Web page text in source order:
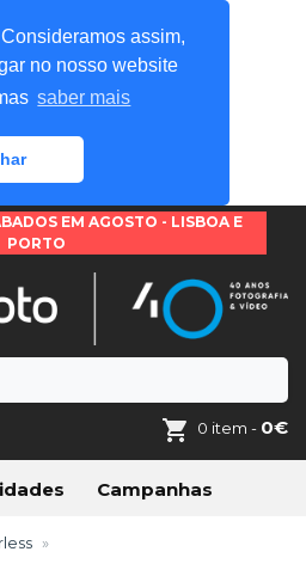
assim,
no nosso website
saber mais
EM AGOSTO - LISBOA E
PORTO
0 item - 0€
Campanhas